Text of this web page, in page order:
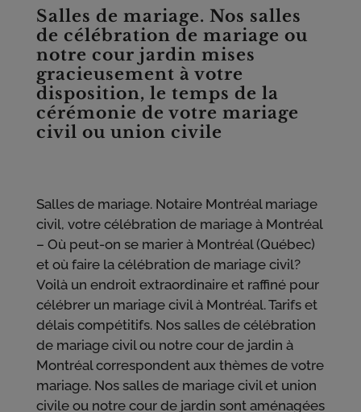
Salles de mariage. Nos salles
de célébration de mariage ou
notre cour jardin mises
gracieusement à votre
disposition, le temps de la
cérémonie de votre mariage
civil ou union civile
Salles de mariage. Notaire Montréal mariage
civil, votre célébration de mariage à Montréal
– Où peut-on se marier à Montréal (Québec)
et où faire la célébration de mariage civil?
Voilà un endroit extraordinaire et raffiné pour
célébrer un mariage civil à Montréal. Tarifs et
délais compétitifs. Nos salles de célébration
de mariage civil ou notre cour de jardin à
Montréal correspondent aux thèmes de votre
mariage. Nos salles de mariage civil et union
civile ou notre cour de jardin sont aménagées